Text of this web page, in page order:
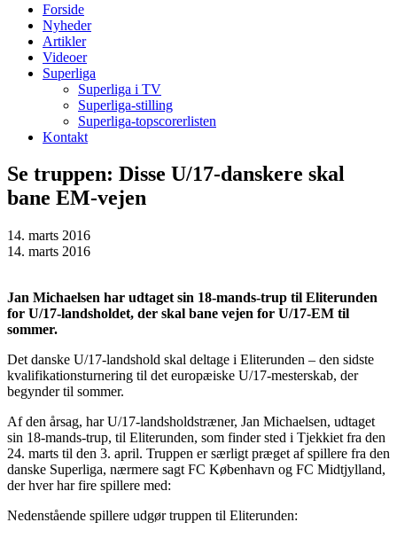
Forside
Nyheder
Artikler
Videoer
Superliga
Superliga i TV
Superliga-stilling
Superliga-topscorerlisten
Kontakt
Se truppen: Disse U/17-danskere skal
bane EM-vejen
14. marts 2016
14. marts 2016
Jan Michaelsen har udtaget sin 18-mands-trup til Eliterunden
for U/17-landsholdet, der skal bane vejen for U/17-EM til
sommer.
Det danske U/17-landshold skal deltage i Eliterunden – den sidste
kvalifikationsturnering til det europæiske U/17-mesterskab, der
begynder til sommer.
Af den årsag, har U/17-landsholdstræner, Jan Michaelsen, udtaget
sin 18-mands-trup, til Eliterunden, som finder sted i Tjekkiet fra den
24. marts til den 3. april. Truppen er særligt præget af spillere fra den
danske Superliga, nærmere sagt FC København og FC Midtjylland,
der hver har fire spillere med:
Nedenstående spillere udgør truppen til Eliterunden: